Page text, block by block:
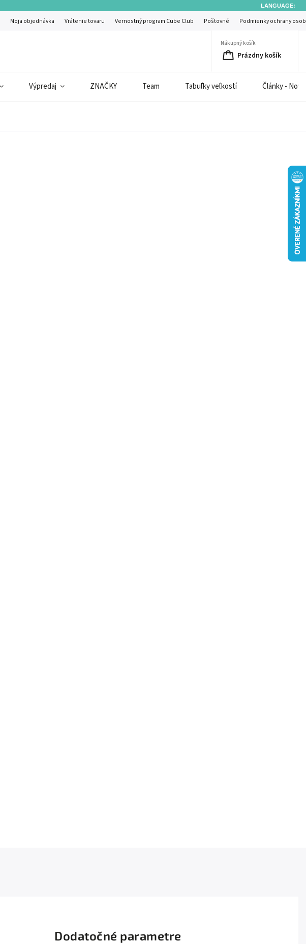
LANGUAGE:
Moja objednávka Vrátenie tovaru Vernostný program Cube Club Poštovné Podmienky ochrany
Nákupný košík
Prázdny košík
Výpredaj ZNAČKY Team Tabuľky veľkostí Články -
Dodatočné parametre